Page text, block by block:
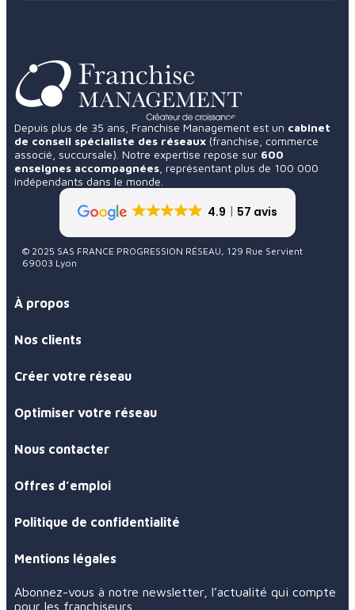
Depuis plus de 35 ans, Franchise Management est un cabinet
de conseil spécialiste des réseaux (franchise, commerce
associé, succursale). Notre expertise repose sur 600
enseignes accompagnées , représentant plus de 100 000
indépendants dans le monde.
4.9 57 avis
© 2025 SAS FRANCE PROGRESSION RÉSEAU, 129 Rue Servient
69003 Lyon
À propos
Nos clients
Créer votre réseau
Optimiser votre réseau
Nous contacter
Offres d’emploi
Politique de confidentialité
Mentions légales
Abonnez-vous à notre newsletter, l’actualité qui compte
pour les franchiseurs